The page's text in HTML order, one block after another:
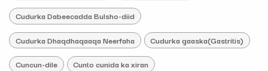
Cudurka Dabeecadda Bulsho-diid
Cudurka Dhaqdhaqaaqa Neerfaha Cudurka gaaska(Gastritis)
Cuncun-dile Cunto cunida ka xiran